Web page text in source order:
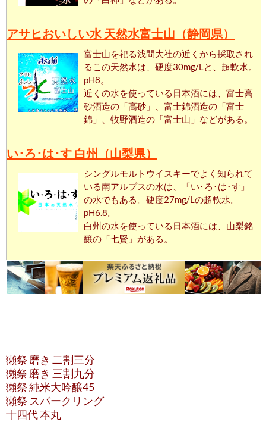
アサヒおいしい水 天然水富士山（静岡県）
富士山を祀る浅間大社の近くから採取され
るこの天然水は、硬度30mg/Lと、超軟水。
pH8。
近くの水を使っている日本酒には、富士高
砂酒造の「高砂」、富士錦酒造の「富士
錦」、牧野酒造の「富士山」などがある。
い･ろ･は･す 白州（山梨県）
シングルモルトウイスキーでよく知られて
いる南アルプスの水は、「い･ろ･は･す」
の水でもある。硬度27mg/Lの超軟水。
pH6.8。
白州の水を使っている日本酒には、山梨銘
醸の「七賢」がある。
獺祭 磨き 二割三分
獺祭 磨き 三割九分
獺祭 純米大吟醸45
獺祭 スパークリング
十四代 本丸